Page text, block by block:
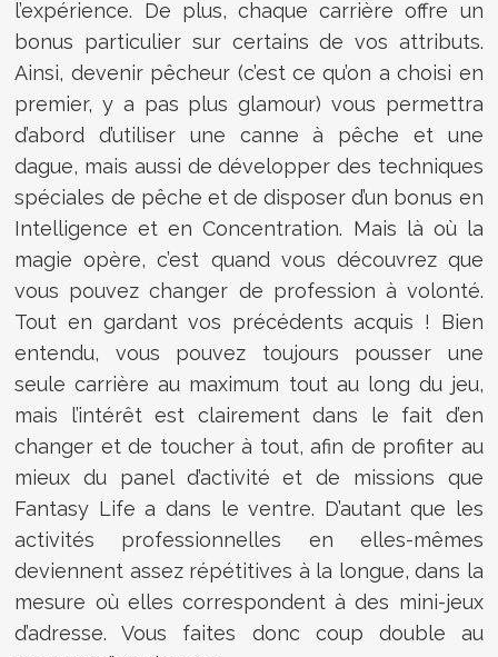
l’expérience. De plus, chaque carrière offre un
bonus particulier sur certains de vos attributs.
Ainsi, devenir pêcheur (c’est ce qu’on a choisi en
premier, y a pas plus glamour) vous permettra
d’abord d’utiliser une canne à pêche et une
dague, mais aussi de développer des techniques
spéciales de pêche et de disposer d’un bonus en
Intelligence et en Concentration. Mais là où la
magie opère, c’est quand vous découvrez que
vous pouvez changer de profession à volonté.
Tout en gardant vos précédents acquis ! Bien
entendu, vous pouvez toujours pousser une
seule carrière au maximum tout au long du jeu,
mais l’intérêt est clairement dans le fait d’en
changer et de toucher à tout, afin de profiter au
mieux du panel d’activité et de missions que
Fantasy Life a dans le ventre. D’autant que les
activités professionnelles en elles-mêmes
deviennent assez répétitives à la longue, dans la
mesure où elles correspondent à des mini-jeux
d’adresse. Vous faites donc coup double au